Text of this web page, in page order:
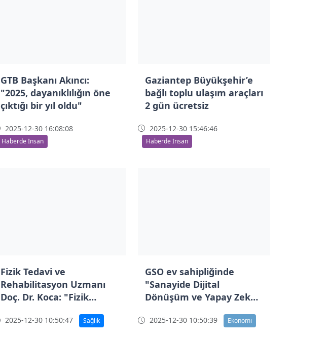
GTB Başkanı Akıncı:
"2025, dayanıklılığın öne
çıktığı bir yıl oldu"
2025-12-30 16:08:08
Haberde İnsan
Gaziantep Büyükşehir’e
bağlı toplu ulaşım araçları
2 gün ücretsiz
2025-12-30 15:46:46
Haberde İnsan
Fizik Tedavi ve
Rehabilitasyon Uzmanı
Doç. Dr. Koca: "Fizik
tedaviler yüz güldürüyor"
2025-12-30 10:50:47 Sağlık
GSO ev sahipliğinde
"Sanayide Dijital
Dönüşüm ve Yapay Zeka"
2025-12-30 10:50:39 Ekonomi